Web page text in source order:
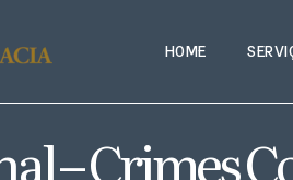
HOME
– Crimes